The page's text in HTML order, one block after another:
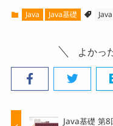
Java Java基礎 Java
よかっ
Java基礎 第